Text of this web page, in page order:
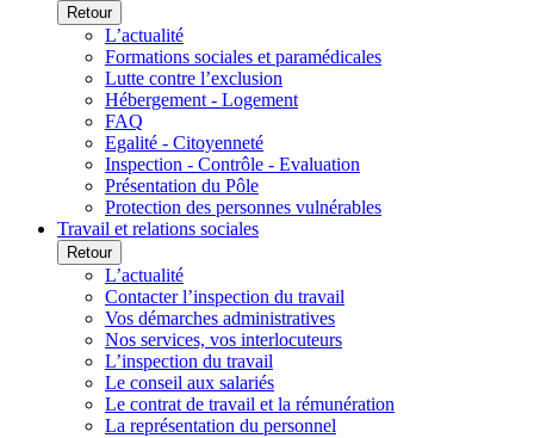
Retour
L’actualité
Formations sociales et paramédicales
Lutte contre l’exclusion
Hébergement - Logement
FAQ
Egalité - Citoyenneté
Inspection - Contrôle - Evaluation
Présentation du Pôle
Protection des personnes vulnérables
Travail et relations sociales
Retour
L’actualité
Contacter l’inspection du travail
Vos démarches administratives
Nos services, vos interlocuteurs
L’inspection du travail
Le conseil aux salariés
Le contrat de travail et la rémunération
La représentation du personnel